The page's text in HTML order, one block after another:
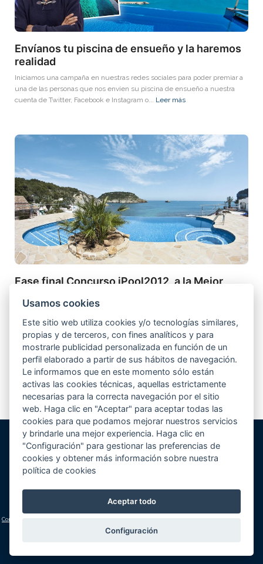
Envíanos tu piscina de ensueño y la haremos
realidad
Iniciamos una campaña en nuestras redes sociales para poder premiar a
una de las personas que nos envíen su piscina de ensueño a nuestra
cuenta de Twitter, Facebook e Instagram o... Leer más
Fase final Concurso iPool2012, a la Mejor
Desde hace unos meses, estamos participando en el concurso que elige
la mejor piscina de europa según la revista Eurospapoolsnews. Se
presentaban hasta un total de 5 piscinas por empresa...Leer más
1 2 3 4 >
Gunitec Pool Spa, s.l.
José Luis Borges, s/n - Apd. 477
03730 Jávea/Xàbia (Alicante)
Teléfono:+34 965 790 546
lucas@gunitec.com
Condiciones generales
Usamos cookies
Este sitio web utiliza cookies y/o tecnologías similares,
propias y de terceros, con fines analíticos y para
mostrarle publicidad personalizada en función de un
perfil elaborado a partir de sus hábitos de navegación.
Le informamos que en este momento sólo están
activas las cookies técnicas, aquellas estrictamente
necesarias para la correcta navegación por el sitio
web. Haga clic en "Aceptar" para aceptar todas las
cookies para que podamos mejorar nuestros servicios
y brindarle una mejor experiencia. Haga clic en
"Configuración" para gestionar las preferencias de
cookies y obtener más información sobre nuestra
política de cookies
Aceptar todo
Configuración